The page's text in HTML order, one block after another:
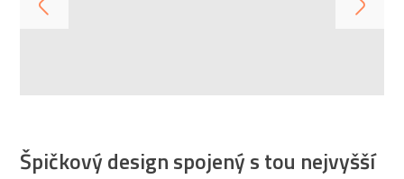
Špičkový design spojený s tou nejvyšší